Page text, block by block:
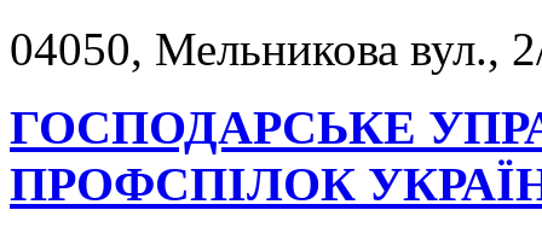
04050, Мельникова вул.,
ГОСПОДАРСЬКЕ
ПРОФСПІЛОК